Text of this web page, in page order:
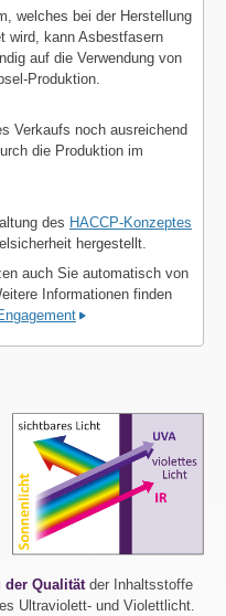
welches bei der Herstellung
wird, kann Asbestfasern
auf die Verwendung von
Produktion.
Verkaufs noch ausreichend
die Produktion im
des HACCP-Konzeptes
hergestellt.
auch Sie automatisch von
Informationen finden
der Qualität der Inhaltsstoffe
Ultraviolett- und Violettlicht.